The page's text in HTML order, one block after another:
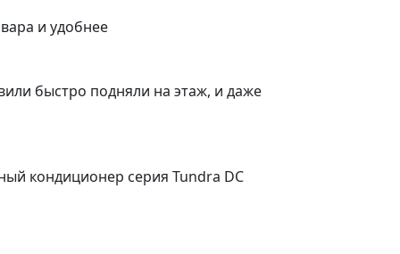
и удобнее
быстро подняли на этаж, и даже
кондиционер серия Tundra DC